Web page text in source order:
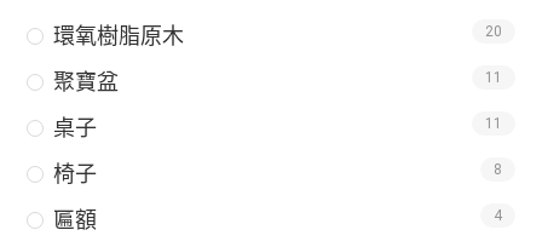
環氧樹脂原木 20
聚寶盆 11
桌子 11
椅子 8
匾額 4